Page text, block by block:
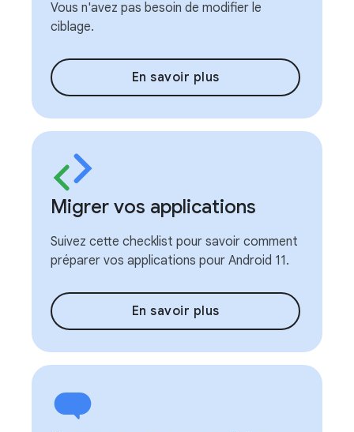
Vous n'avez pas besoin de modifier le
ciblage.
En savoir plus
Migrer vos applications
Suivez cette checklist pour savoir comment
préparer vos applications pour Android 11.
En savoir plus